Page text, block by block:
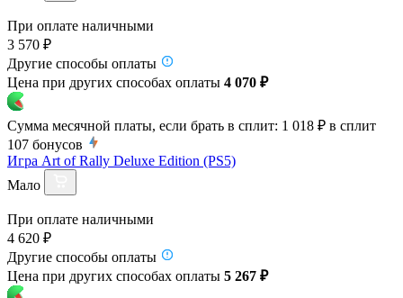
При оплате наличными
3 570 ₽
Другие способы оплаты
Цена при других способах оплаты 4 070 ₽
Сумма месячной платы, если брать в сплит: 1 018 ₽ в сплит
107 бонусов
Игра Art of Rally Deluxe Edition (PS5)
Мало
При оплате наличными
4 620 ₽
Другие способы оплаты
Цена при других способах оплаты 5 267 ₽